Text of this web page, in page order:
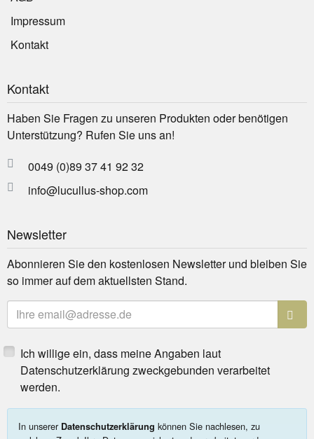
Impressum
Kontakt
Kontakt
Haben Sie Fragen zu unseren Produkten oder benötigen
Unterstützung? Rufen Sie uns an!
0049 (0)89 37 41 92 32
info@lucullus-shop.com
Newsletter
Abonnieren Sie den kostenlosen Newsletter und bleiben Sie
so immer auf dem aktuellsten Stand.
E-Mailadresse
Ich willige ein, dass meine Angaben laut
Datenschutzerklärung zweckgebunden verarbeitet
werden.
In unserer Datenschutzerklärung können Sie nachlesen, zu